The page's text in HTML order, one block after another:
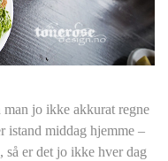
jo ikke akkurat regne
istand middag hjemme –
er det jo ikke hver dag